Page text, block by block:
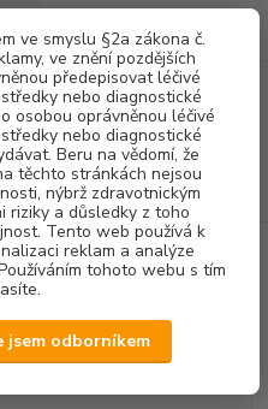
ve smyslu §2a zákona č.
ve znění pozdějších
předepisovat léčivé
nebo diagnostické
osobou oprávněnou léčivé
nebo diagnostické
Beru na vědomí, že
těchto stránkách nejsou
nýbrž zdravotnickým
riziky a důsledky z toho
Tento web používá k
reklam a analýze
tohoto webu s tím
jsem odborníkem
Menu
Hledat
za0,00 Kč
NSK infuzní set pro Surgic Pro
Surgic Pro